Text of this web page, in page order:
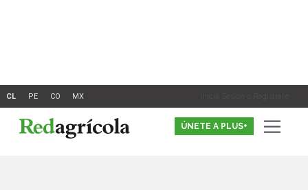
Inicia Sesión o Registrate
ÚNETE A PLUS+